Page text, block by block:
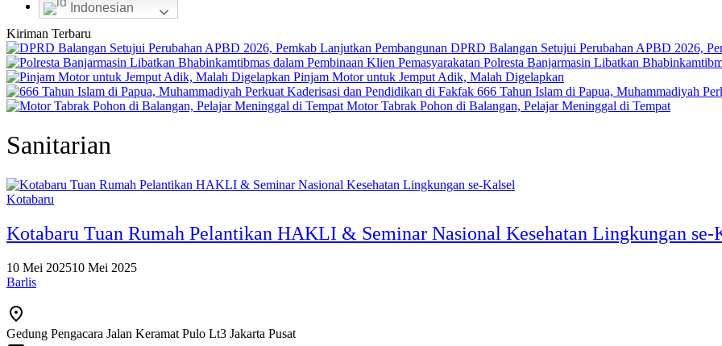
Indonesian
Kiriman Terbaru
DPRD Balangan Setujui Perubahan APBD 2026,
Polresta Banjarmasin Libatkan
Pinjam Motor untuk Jemput Adik, Malah Digelapkan
666 Tahun Islam di Papua, Muhammadiyah
Motor Tabrak Pohon di Balangan, Pelajar Meninggal di Tempat
Sanitarian
Kotabaru
Kotabaru Tuan Rumah Pelantikan HAKLI & Seminar Nasional Kesehatan Lingkungan se-
10 Mei 202510 Mei 2025
Barlis
Gedung Pengacara Jalan Keramat Pulo Lt3 Jakarta Pusat